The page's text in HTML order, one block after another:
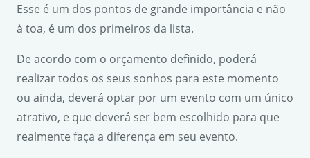
Esse é um dos pontos de grande importância e não
à toa, é um dos primeiros da lista.
De acordo com o orçamento definido, poderá
realizar todos os seus sonhos para este momento
ou ainda, deverá optar por um evento com um único
atrativo, e que deverá ser bem escolhido para que
realmente faça a diferença em seu evento.